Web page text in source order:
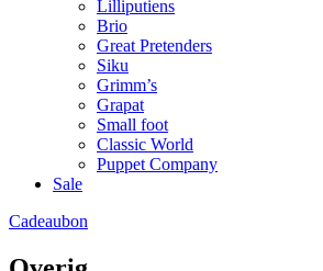
Lilliputiens
Brio
Great Pretenders
Siku
Grimm’s
Grapat
Small foot
Classic World
Puppet Company
Sale
Cadeaubon